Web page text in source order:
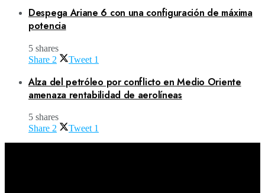
Despega Ariane 6 con una configuración de máxima
potencia
5 shares
Share 2 Tweet 1
Alza del petróleo por conflicto en Medio Oriente
amenaza rentabilidad de aerolíneas
5 shares
Share 2 Tweet 1